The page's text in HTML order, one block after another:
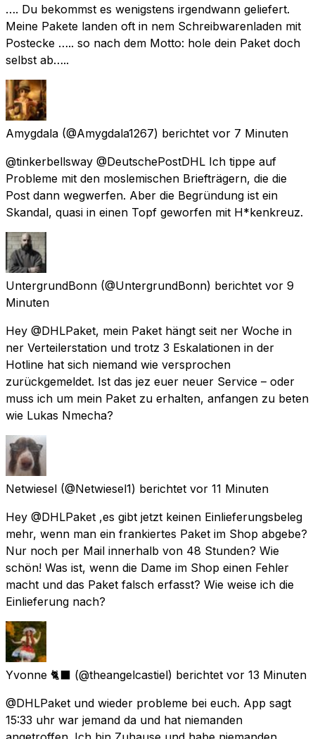
…. Du bekommst es wenigstens irgendwann geliefert.
Meine Pakete landen oft in nem Schreibwarenladen mit
Postecke ….. so nach dem Motto: hole dein Paket doch
selbst ab…..
Amygdala (@Amygdala1267) berichtet vor 7 Minuten
@tinkerbellsway @DeutschePostDHL Ich tippe auf
Probleme mit den moslemischen Briefträgern, die die
Post dann wegwerfen. Aber die Begründung ist ein
Skandal, quasi in einen Topf geworfen mit H*kenkreuz.
UntergrundBonn (@UntergrundBonn) berichtet vor 9
Minuten
Hey @DHLPaket, mein Paket hängt seit ner Woche in
ner Verteilerstation und trotz 3 Eskalationen in der
Hotline hat sich niemand wie versprochen
zurückgemeldet. Ist das jez euer neuer Service – oder
muss ich um mein Paket zu erhalten, anfangen zu beten
wie Lukas Nmecha?
Netwiesel (@Netwiesel1) berichtet vor 11 Minuten
Hey @DHLPaket ,es gibt jetzt keinen Einlieferungsbeleg
mehr, wenn man ein frankiertes Paket im Shop abgebe?
Nur noch per Mail innerhalb von 48 Stunden? Wie
schön! Was ist, wenn die Dame im Shop einen Fehler
macht und das Paket falsch erfasst? Wie weise ich die
Einlieferung nach?
Yvonne 🐈‍⬛ (@theangelcastiel) berichtet vor 13 Minuten
@DHLPaket und wieder probleme bei euch. App sagt
15:33 uhr war jemand da und hat niemanden